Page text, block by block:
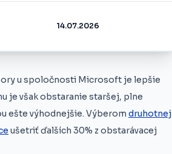
14.07.2026
u spoločnosti Microsoft je lepšie
je však obstaranie staršej, plne
ešte výhodnejšie. Výberom druhotnej
ušetriť ďalších 30% z obstarávacej